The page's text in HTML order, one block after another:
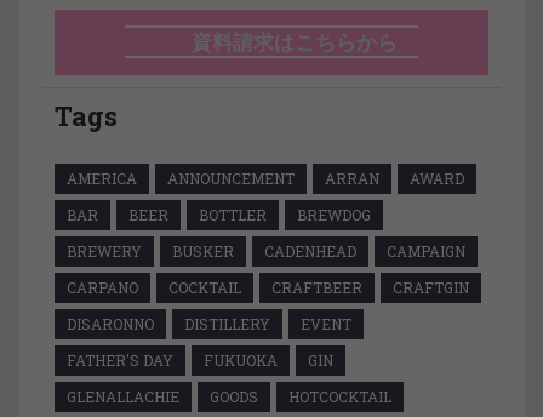
資料請求はこちらから
Tags
AMERICA ANNOUNCEMENT ARRAN
AWARD
BAR
BEER BOTTLER
BREWDOG
BREWERY
BUSKER CADENHEAD
CAMPAIGN
CARPANO
COCKTAIL CRAFTBEER
CRAFTGIN
DISARONNO
DISTILLERY
EVENT
FATHER'S DAY
FUKUOKA
GIN
GLENALLACHIE
GOODS
HOTCOCKTAIL